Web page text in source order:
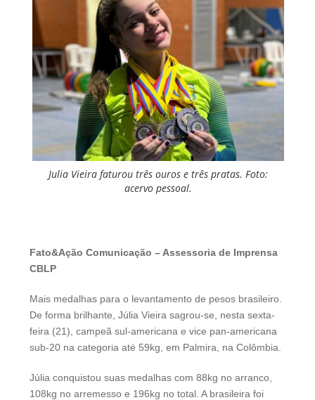
Julia Vieira faturou três ouros e três pratas. Foto:
acervo pessoal.
Fato&Ação Comunicação – Assessoria de Imprensa
CBLP
Mais medalhas para o levantamento de pesos brasileiro.
De forma brilhante, Júlia Vieira sagrou-se, nesta sexta-
feira (21), campeã sul-americana e vice pan-americana
sub-20 na categoria até 59kg, em Palmira, na Colômbia.
Júlia conquistou suas medalhas com 88kg no arranco,
108kg no arremesso e 196kg no total. A brasileira foi